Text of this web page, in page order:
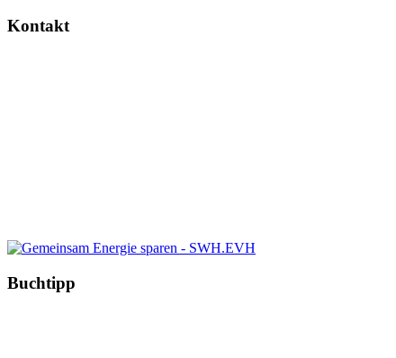
Kontakt
Buchtipp